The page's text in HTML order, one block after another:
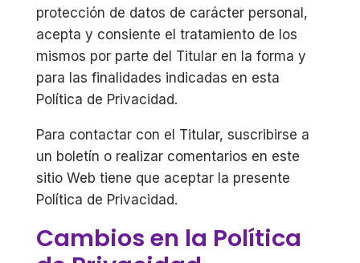
protección de datos de carácter personal,
acepta y consiente el tratamiento de los
mismos por parte del Titular en la forma y
para las finalidades indicadas en esta
Política de Privacidad.
Para contactar con el Titular, suscribirse a
un boletín o realizar comentarios en este
sitio Web tiene que aceptar la presente
Política de Privacidad.
Cambios en la Política